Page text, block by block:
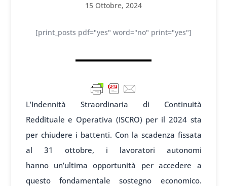
15 Ottobre, 2024
[print_posts pdf="yes" word="no" print="yes"]
L’Indennità Straordinaria di Continuità
Reddituale e Operativa (ISCRO) per il 2024 sta
per chiudere i battenti. Con la scadenza fissata
al 31 ottobre, i lavoratori autonomi
hannoun’ultima opportunità peraccedere a
questo fondamentale sostegno economico.